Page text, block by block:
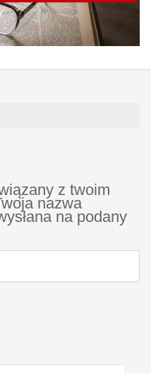
z twoim
nazwa
na podany